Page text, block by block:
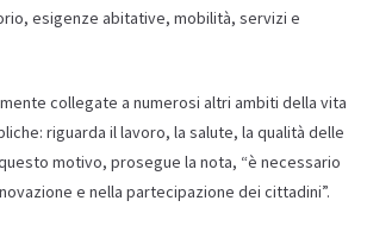
esigenze abitative, mobilità, servizi e
collegate a numerosi altri ambiti della vita
riguarda il lavoro, la salute, la qualità delle
motivo, prosegue la nota, “è necessario
e nella partecipazione dei cittadini”.